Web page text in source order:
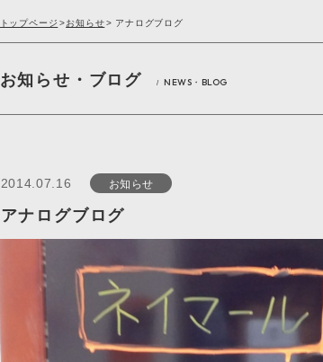
トップページ >お知らせ > アナログブログ
お知らせ・ブログ / NEWS・BLOG
2014.07.16 お知らせ
アナログブログ